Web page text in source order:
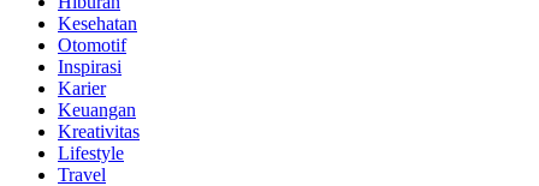
Kesehatan
Otomotif
Inspirasi
Karier
Keuangan
Kreativitas
Lifestyle
Travel